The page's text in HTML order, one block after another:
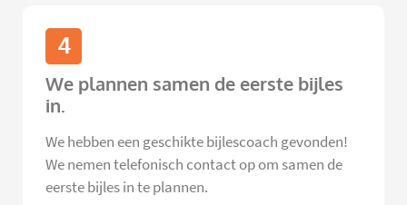
4
We plannen samen de eerste bijles
in.
We hebben een geschikte bijlescoach gevonden!
We nemen telefonisch contact op om samen de
eerste bijles in te plannen.